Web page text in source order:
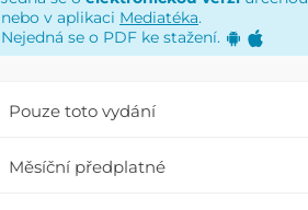
nebo v aplikaci Mediatéka.
Nejedná se o PDF ke stažení.
Pouze toto vydání
Měsíční předplatné